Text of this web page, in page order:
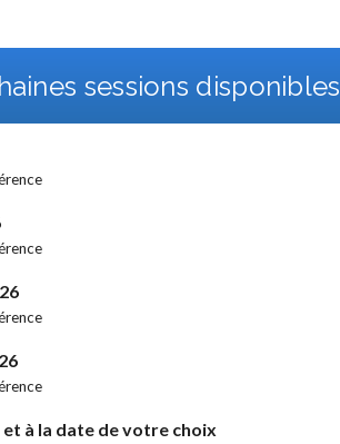
sessions disponibles
et à la date de votre choix